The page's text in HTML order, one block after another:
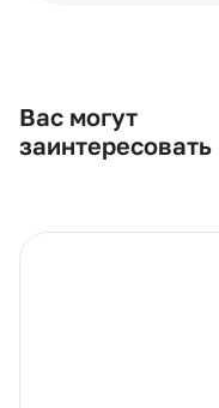
Вас могут
заинтересовать